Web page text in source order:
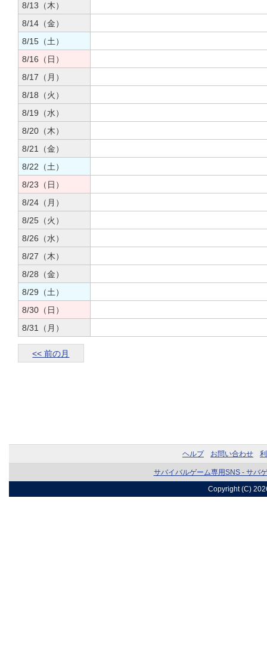
8/13（木）
8/14（金）
8/15（土）
8/16（日）
8/17（月）
8/18（火）
8/19（水）
8/20（木）
8/21（金）
8/22（土）
8/23（日）
8/24（月）
8/25（火）
8/26（水）
8/27（木）
8/28（金）
8/29（土）
8/30（日）
8/31（月）
<< 前の月
ヘルプ お問い合わせ
サバイバルゲーム専用SNS - サバ
Copyright (C)